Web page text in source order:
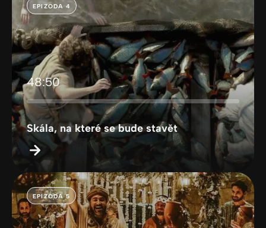
EPIZODA 4
48:50
Skála, na které se bude stavět
EPIZODA 5